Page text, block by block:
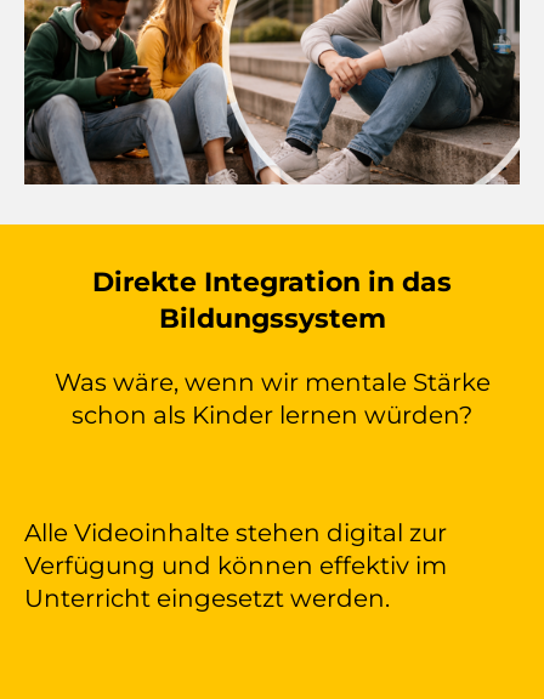
Direkte Integration in das
Bildungssystem
Was wäre, wenn wir mentale Stärke
schon als Kinder lernen würden?
Alle Videoinhalte stehen digital zur
Verfügung und können effektiv im
Unterricht eingesetzt werden.